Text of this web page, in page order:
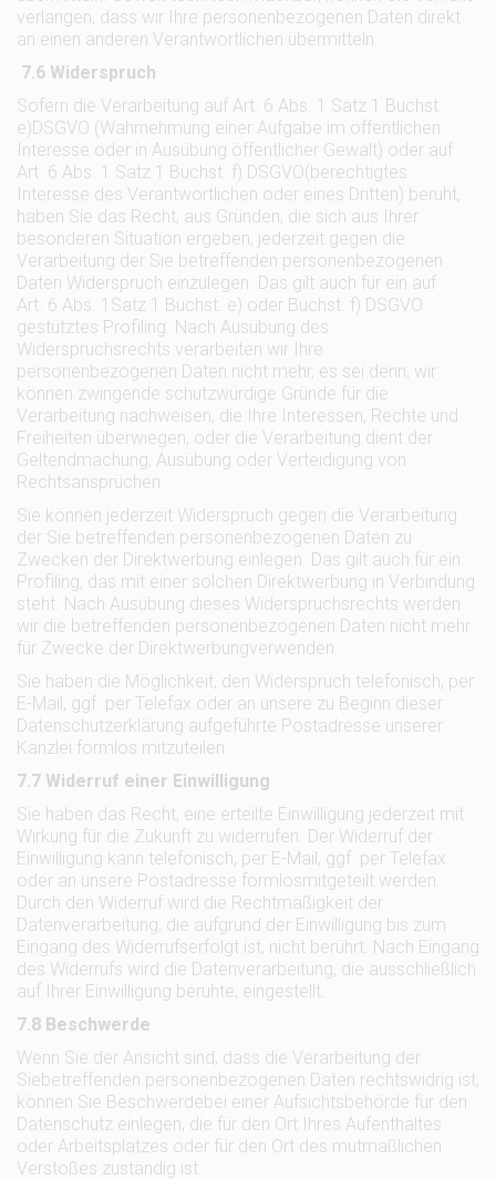
verlangen, dass wir Ihre personenbezogenen Daten direkt
an einen anderen Verantwortlichen übermitteln.
7.6 Widerspruch
Sofern die Verarbeitung auf Art. 6 Abs. 1 Satz 1 Buchst.
e)DSGVO (Wahrnehmung einer Aufgabe im öffentlichen
Interesse oder in Ausübung öffentlicher Gewalt) oder auf
Art. 6 Abs. 1 Satz 1 Buchst. f) DSGVO(berechtigtes
Interesse des Verantwortlichen oder eines Dritten) beruht,
haben Sie das Recht, aus Gründen, die sich aus Ihrer
besonderen Situation ergeben, jederzeit gegen die
Verarbeitung der Sie betreffenden personenbezogenen
Daten Widerspruch einzulegen. Das gilt auch für ein auf
Art. 6 Abs. 1Satz 1 Buchst. e) oder Buchst. f) DSGVO
gestütztes Profiling. Nach Ausübung des
Widerspruchsrechts verarbeiten wir Ihre
personenbezogenen Daten nicht mehr, es sei denn, wir
können zwingende schutzwürdige Gründe für die
Verarbeitung nachweisen, die Ihre Interessen, Rechte und
Freiheiten überwiegen, oder die Verarbeitung dient der
Geltendmachung, Ausübung oder Verteidigung von
Rechtsansprüchen.
Sie können jederzeit Widerspruch gegen die Verarbeitung
der Sie betreffenden personenbezogenen Daten zu
Zwecken der Direktwerbung einlegen. Das gilt auch für ein
Profiling, das mit einer solchen Direktwerbung in Verbindung
steht. Nach Ausübung dieses Widerspruchsrechts werden
wir die betreffenden personenbezogenen Daten nicht mehr
für Zwecke der Direktwerbungverwenden.
Sie haben die Möglichkeit, den Widerspruch telefonisch, per
E-Mail, ggf. per Telefax oder an unsere zu Beginn dieser
Datenschutzerklärung aufgeführte Postadresse unserer
Kanzlei formlos mitzuteilen.
7.7 Widerruf einer Einwilligung
Sie haben das Recht, eine erteilte Einwilligung jederzeit mit
Wirkung für die Zukunft zu widerrufen. Der Widerruf der
Einwilligung kann telefonisch, per E-Mail, ggf. per Telefax
oder an unsere Postadresse formlosmitgeteilt werden.
Durch den Widerruf wird die Rechtmäßigkeit der
Datenverarbeitung, die aufgrund der Einwilligung bis zum
Eingang des Widerrufserfolgt ist, nicht berührt. Nach Eingang
des Widerrufs wird die Datenverarbeitung, die ausschließlich
auf Ihrer Einwilligung beruhte, eingestellt.
7.8 Beschwerde
Wenn Sie der Ansicht sind, dass die Verarbeitung der
Siebetreffenden personenbezogenen Daten rechtswidrig ist,
können Sie Beschwerdebei einer Aufsichtsbehörde für den
Datenschutz einlegen, die für den Ort Ihres Aufenthaltes
oder Arbeitsplatzes oder für den Ort des mutmaßlichen
Verstoßes zuständig ist.